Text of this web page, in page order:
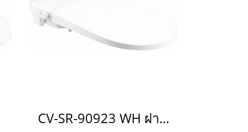
CV-SR-90923 WH ฝารองนั่งอัตโนมัติ แบบใช้ไฟฟ้า รุ่น Klirr ULTRA